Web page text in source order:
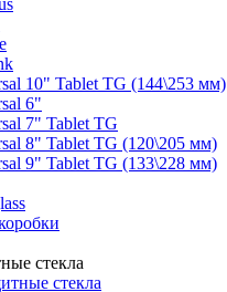
10" Tablet TG (144\253 мм)
6"
7" Tablet TG
8" Tablet TG (120\205 мм)
9" Tablet TG (133\228 мм)
стекла